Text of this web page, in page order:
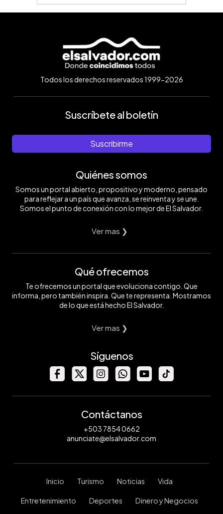
Todos los derechos reservados 1999-2026
Suscríbete al boletín
Suscribirme
Quiénes somos
Somos un portal abierto, propositivo y moderno, pensado
para reflejar a un país que avanza, se reinventa y se une.
Somos el punto de conexión con lo mejor de El Salvador.
Ver mas ❯
Qué ofrecemos
Te ofrecemos un portal que evoluciona contigo. Que
informa, pero también inspira. Que te representa. Mostramos
de lo que está hecho El Salvador.
Ver mas ❯
Síguenos
Contáctanos
+503 7854 0662
anunciate@elsalvador.com
Inicio Turismo Noticias Vida
Entretenimiento Deportes Dinero y Negocios